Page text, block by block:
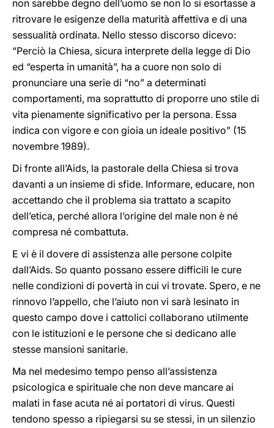
non sarebbe degno dell’uomo se non lo si esortasse a
ritrovare le esigenze della maturità affettiva e di una
sessualità ordinata. Nello stesso discorso dicevo:
“Perciò la Chiesa, sicura interprete della legge di Dio
ed “esperta in umanità”, ha a cuore non solo di
pronunciare una serie di “no” a determinati
comportamenti, ma soprattutto di proporre uno stile di
vita pienamente significativo per la persona. Essa
indica con vigore e con gioia un ideale positivo” (15
novembre 1989).
Di fronte all’Aids, la pastorale della Chiesa si trova
davanti a un insieme di sfide. Informare, educare, non
accettando che il problema sia trattato a scapito
dell’etica, perché allora l’origine del male non è né
compresa né combattuta.
E vi è il dovere di assistenza alle persone colpite
dall’Aids. So quanto possano essere difficili le cure
nelle condizioni di povertà in cui vi trovate. Spero, e ne
rinnovo l’appello, che l’aiuto non vi sarà lesinato in
questo campo dove i cattolici collaborano utilmente
con le istituzioni e le persone che si dedicano alle
stesse mansioni sanitarie.
Ma nel medesimo tempo penso all’assistenza
psicologica e spirituale che non deve mancare ai
malati in fase acuta né ai portatori di virus. Questi
tendono spesso a ripiegarsi su se stessi, in un silenzio